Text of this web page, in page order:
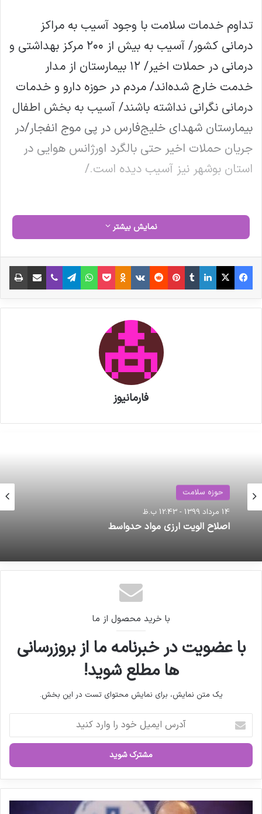
تداوم خدمات سلامت با وجود آسیب به مراکز
درمانی کشور/ آسیب به بیش از ۲۰۰ مرکز بهداشتی و
درمانی در حملات اخیر/ ۱۲ بیمارستان از مدار
خدمت خارج شده‌اند/ مردم در حوزه دارو و خدمات
درمانی نگرانی نداشته باشند/ آسیب به بخش اطفال
بیمارستان شهدای خلیج‌فارس در پی موج انفجار/در
جریان حملات اخیر حتی بالگرد اورژانس هوایی در
استان بوشهر نیز آسیب دیده است./
https://behdasht.gov.ir/ZvoTo
نوشته های مشابه
پزشکیان به نمایشگاه «ایران هلث»
رفت
مصاحبه مشاور سندیکای تولید
کنندگان مواد دارویی، شیمیایی و
بسته بندی دارویی از روند تولید و
اقدامات دبیرخانه سندیکا در راستای
کپی لینک
نمایش بیشتر
فیس بوک X لینکدین ‫تامبلر ‫پین‌ترست ‫رددیت ‫VKontakte
‫Odnoklassniki پاکت واتس آپ تلگرام وایبر اشتراک گذاری از طریق ایمیل
فارمانیوز
حوزه سلامت
14 مرداد 1399 - 12:43 ب.ظ
اصلاح الویت ارزی مواد حدواسط
با خرید محصول از ما
با عضویت در خبرنامه ما از بروزرسانی
ها مطلع شوید!
یک متن نمایش، برای نمایش محتوای تست در این بخش.
ر
ا
ی
م